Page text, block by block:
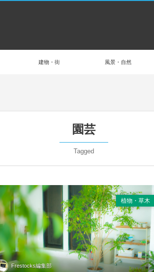
建物・街 風景・自然
園芸
Tagged
Frestocks編集部
Sep
植物・草木